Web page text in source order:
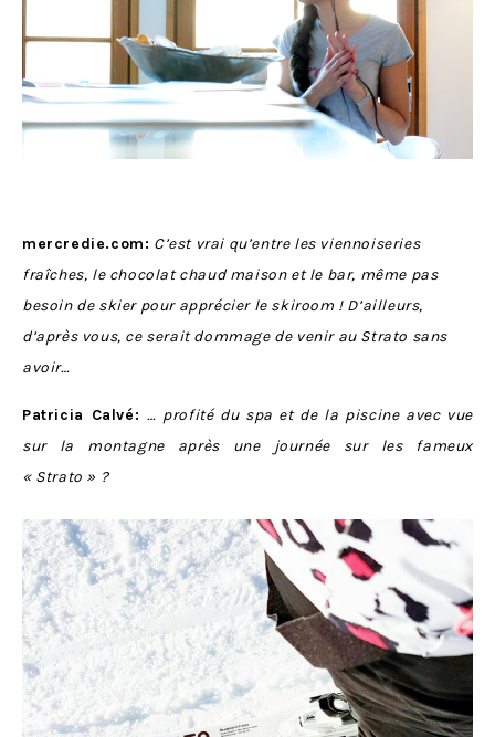
mercredie.com: C’est vrai qu’entre les viennoiseries
fraîches, le chocolat chaud maison et le bar, même pas
besoin de skier pour apprécier le skiroom ! D’ailleurs,
d’après vous, ce serait dommage de venir au Strato sans
avoir…
Patricia Calvé: … profité du spa et de la piscine avec vue
sur la montagne après une journée sur les fameux
« Strato » ?